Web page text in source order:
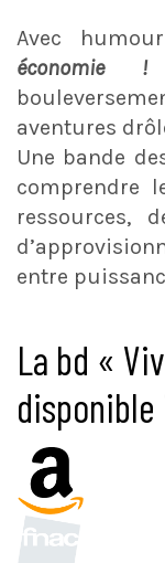
Avec
économie !
aventures
Une bande
comprendre
ressources,
entre
La bd «